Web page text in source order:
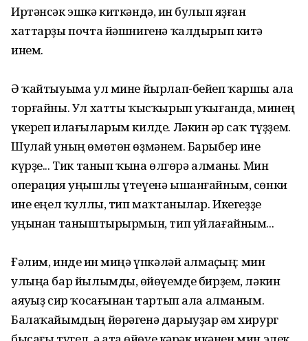
Иртәнсәк эшкә киткәндә, һин булып яҙған
хаттарҙы почта йәшнигенә ҡалдырып китә
инем.
Ә ҡайтыуыма ул мине йырлап-бейеп ҡаршы ала
торғайны. Ул хатты ҡысҡырып уҡығанда, минең
үкереп илағыларым килде. Ләкин һәр саҡ түҙҙем.
Шулай уның өмөтөн өҙмәнем. Барыбер һине
күрҙе... Тик танып ҡына өлгөрә алманы. Мин
операция уңышлы үтеүенә ышанғайным, сөнки
һине еңел ҡуллы, тип маҡтанылар. Икегеҙҙе
һуңынан таныштырырмын, тип уйлағайным...
Ғәлим, инде һин миңә үпкәләй алмаҫһың: мин
улыңа бар йылымды, һөйөүемде бирҙем, ләкин
аяуһыҙ сир ҡосағынан тартып ала алманым.
Балаҡайымдың йөрәгенә дарыуҙар һәм хирург